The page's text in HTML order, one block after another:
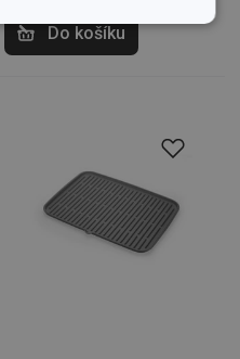
Do košíku
Analytické a
preferenční
cookies